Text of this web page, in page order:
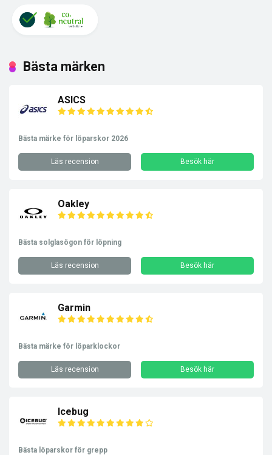
Bästa märken
ASICS
Bästa märke för löparskor 2026
Läs recension Besök här
Oakley
Bästa solglasögon för löpning
Läs recension Besök här
Garmin
Bästa märke för löparklockor
Läs recension Besök här
Icebug
Bästa löparskor för grepp